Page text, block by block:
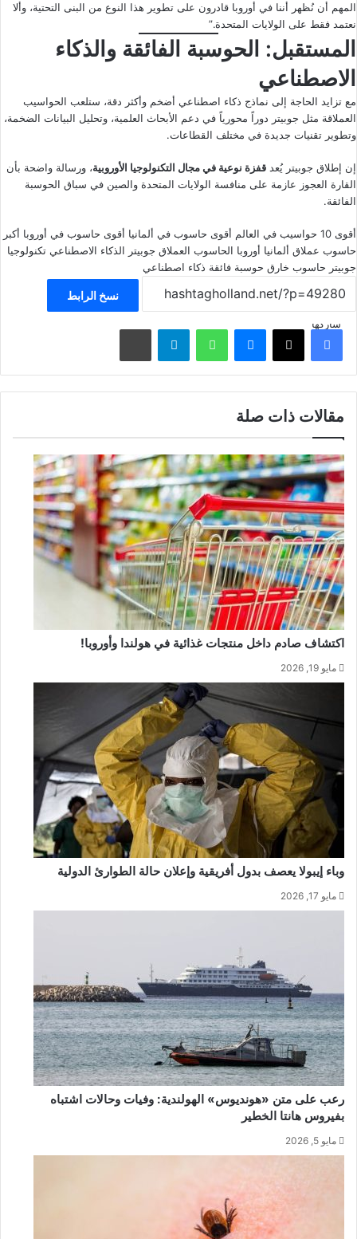
المهم أن نُظهر أننا في أوروبا قادرون على تطوير هذا النوع من البنى التحتية، وألا
نعتمد فقط على الولايات المتحدة.”
المستقبل: الحوسبة الفائقة والذكاء
الاصطناعي
مع تزايد الحاجة إلى نماذج ذكاء اصطناعي أضخم وأكثر دقة، ستلعب الحواسيب
العملاقة مثل جوبيتر دوراً محورياً في دعم الأبحاث العلمية، وتحليل البيانات الضخمة،
وتطوير تقنيات جديدة في مختلف القطاعات.
إن إطلاق جوبيتر يُعد قفزة نوعية في مجال التكنولوجيا الأوروبية، ورسالة واضحة بأن
القارة العجوز عازمة على منافسة الولايات المتحدة والصين في سباق الحوسبة
الفائقة.
أقوى 10 حواسيب في العالم أقوى حاسوب في ألمانيا أقوى حاسوب في أوروبا أكبر
حاسوب عملاق ألمانيا أوروبا الحاسوب العملاق جوبيتر الذكاء الاصطناعي تكنولوجيا
جوبيتر حاسوب خارق حوسبة فائقة ذكاء اصطناعي
نسخ الرابط
شاركهافيسبوك ‫X ماسنجر واتساب تيلقرام مشاركة عبر البريد
مقالات ذات صلة
اكتشاف صادم داخل منتجات غذائية في هولندا وأوروبا!
مايو 19, 2026
وباء إيبولا يعصف بدول أفريقية وإعلان حالة الطوارئ الدولية
مايو 17, 2026
رعب على متن «هونديوس» الهولندية: وفيات وحالات اشتباه
بفيروس هانتا الخطير
مايو 5, 2026